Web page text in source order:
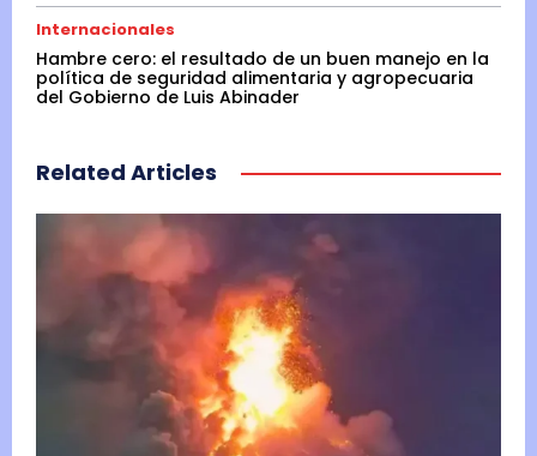
Internacionales
Hambre cero: el resultado de un buen manejo en la
política de seguridad alimentaria y agropecuaria
del Gobierno de Luis Abinader
Related Articles